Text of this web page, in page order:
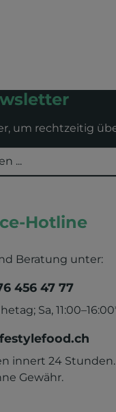
um rechtzeitig
Hotline
Beratung unter:
456 47 77
Sa,
innert 24 Stunden.
Gewähr.